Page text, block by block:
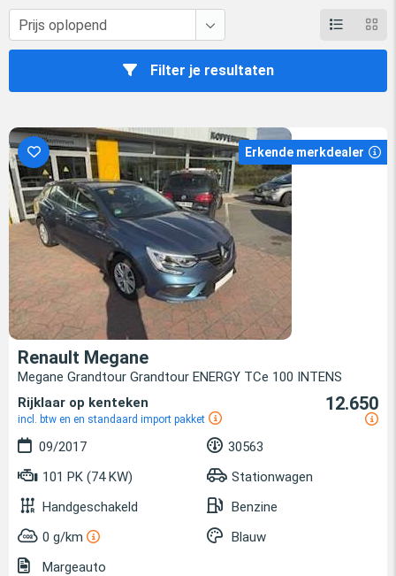
Filter je resultaten
Erkende merkdealer
Renault Megane
Megane Grandtour Grandtour ENERGY TCe 100 INTENS
Rijklaar op kenteken
incl. btw en en standaard import pakket
12.650
09/2017
30563
101 PK (74 KW)
Stationwagen
Handgeschakeld
Benzine
0 g/km
Blauw
Margeauto